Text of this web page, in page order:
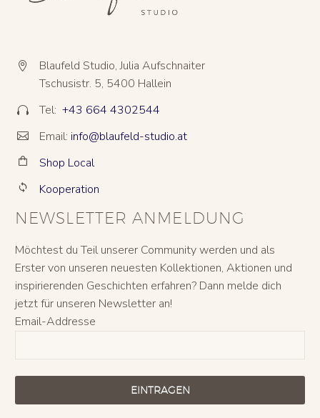


Blaufeld Studio, Julia Aufschnaiter
Tschusistr. 5, 5400 Hallein

 Tel: +43 664 4302544

 Email: info@blaufeld-studio.at

 Shop Local

 Kooperation
NEWSLETTER ANMELDUNG
Möchtest du Teil unserer Community werden und als
Erster von unseren neuesten Kollektionen, Aktionen und
inspirierenden Geschichten erfahren? Dann melde dich
jetzt für unseren Newsletter an!
Email-Addresse
EINTRAGEN